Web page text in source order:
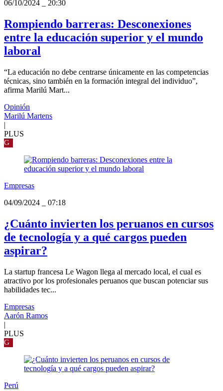
06/10/2024
20:30
Rompiendo barreras: Desconexiones
entre la educación superior y el mundo
laboral
“La educación no debe centrarse únicamente en las competencias
técnicas, sino también en la formación integral del individuo”,
afirma Marilú Mart...
Opinión
Marilú Martens
|
PLUS
G
Empresas
04/09/2024
07:18
¿Cuánto invierten los peruanos en cursos
de tecnología y a qué cargos pueden
aspirar?
La startup francesa Le Wagon llega al mercado local, el cual es
atractivo por los profesionales peruanos que buscan potenciar sus
habilidades tec...
Empresas
Aarón Ramos
|
PLUS
G
Perú